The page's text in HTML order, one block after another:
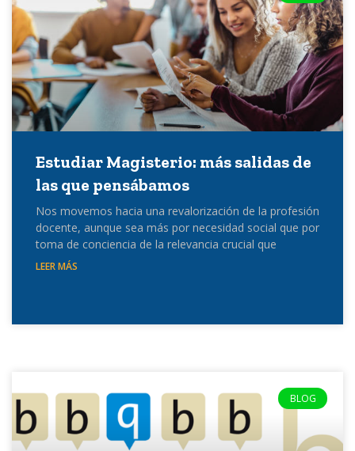
Estudiar Magisterio: más salidas de
las que pensábamos
Nos movemos hacia una revalorización de la profesión
docente, aunque sea más por necesidad social que por
toma de conciencia de la relevancia crucial que
LEER MÁS
BLOG